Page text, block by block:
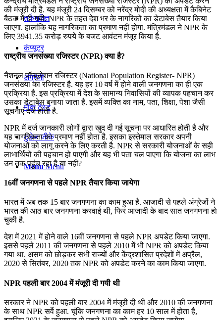
तर्कशक्ति
कंप्यूटर
अंग्रेजी
मॉक टेस्ट
टुडेज जीके
Menu Menu
की मंजूरी दी है. यह मंजूरी 24 दिसम्बर को नरेंद्र मोदी की अध्यक्षता में कैबिनेट
बैठक में दी गयी. NPR के तहत देश भर के नागरिकों का डेटाबेस तैयार किया
जाएगा. हालांकि यह नागरिकता का प्रमाण नहीं होगा. मंत्रिमंडल ने NPR के
लिए 3941.35 करोड़ रुपये के बजट आवंटन मंजूर किया है.
राष्ट्रीय जनसंख्या रजिस्टर (NPR) क्या है?
नैशनल पॉप्युलेशन रजिस्टर (National Population Register- NPR)
जनसंख्या का रजिस्टर है. यह हर 10 वर्ष में होने वाली जनगणना का ही एक
प्रक्रिया है. इस प्रक्रिया में देश के सामान्य निवासियों की व्यापक पहचान कर
उसका डेटाबेस बनाया जाता है. इसमें व्यक्ति का नाम, पता, शिक्षा, पेशा जैसी
सूचनाएं दर्ज होती है.
NPR में दर्ज जानकारी लोगों द्वारा खुद दी गई सूचना पर आधारित होती है और
यह नागरिकता का प्रमाण नहीं होता है. इसका इस्तेमाल सरकार अपनी
योजनाओं को लागू करने के लिए करती है. NPR से सरकारी योजनाओं के सही
लाभार्थियों की पहचान हो पाएगी और यह भी पता चल पाएगा कि योजना का लाभ
उन तक पहुंच रहा है या नहीं?
16वीं जनगणना से पहले NPR तैयार किया जायेगा
भारत में अब तक 15 बार जनगणना का काम हुआ है. आजादी से पहले अंग्रेजों ने
भारत की आठ बार जनगणना करवाई थी, फिर आजादी के बाद सात जनगणना हो
चुकी है.
देश में 2021 में होने वाले 16वीं जनगणना से पहले NPR अपडेट किया जाएगा.
इससे पहले 2011 की जनगणना से पहले 2010 में भी NPR को अपडेट किया
गया था. असम को छोड़कर सभी राज्यों और केंद्रशासित प्रदेशों में अप्रैल,
2020 से सितंबर, 2020 तक NPR को अपडेट करने का काम किया जाएगा.
NPR पहली बार 2004 में मंजूरी दी गयी थी
सरकार ने NPR को पहली बार 2004 में मंजूरी दी थी और 2010 की जनगणना
के साथ NPR सर्वे हुआ. चूंकि जनगणना का काम हर 10 साल में होता है,